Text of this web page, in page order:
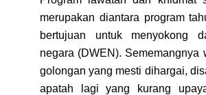
merupakan diantara program
bertujuan untuk menyokong
negara (DWEN). Sememangnya
golongan yang mesti dihargai,
apatah lagi yang kurang